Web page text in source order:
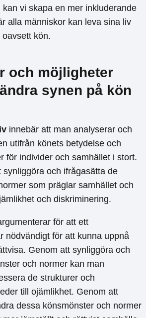
kan vi skapa en mer inkluderande
alla människor kan leva sina liv
kön.
och möjligheter
synen på kön
innebär att man analyserar och
utifrån könets betydelse och
för individer och samhället i stort.
synliggöra och ifrågasätta de
som präglar samhället och
och diskriminering.
för att ett
nödvändigt för att kunna uppnå
Genom att synliggöra och
och normer kan man
de strukturer och
till ojämlikhet. Genom att
dessa könsmönster och normer